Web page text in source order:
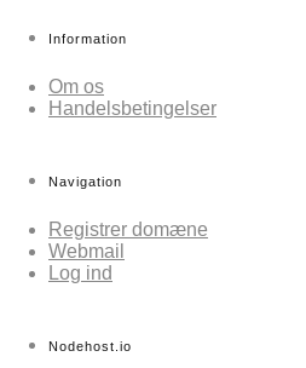
Information
Om os
Handelsbetingelser
Navigation
Registrer domæne
Webmail
Log ind
Nodehost.io